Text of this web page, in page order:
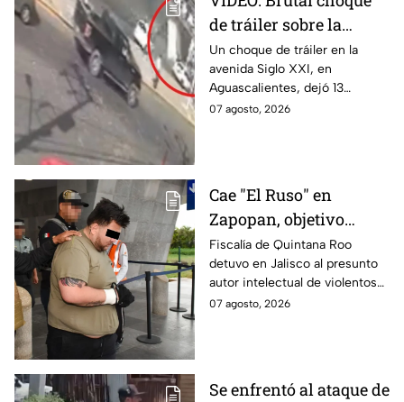
de tráiler sobre la
avenida Siglo XXI en
Aguascalientes deja
varios heridos y
destrozos
Un choque de tráiler en la
avenida Siglo XXI, en
Aguascalientes, dejó 13
heridos y varios vehículos
07 agosto, 2026
Cae "El Ruso" en
Zapopan, objetivo
prioritario en Playa del
Carmen
Fiscalía de Quintana Roo
detuvo en Jalisco al presunto
autor intelectual de violentos
ataques en fraccionamientos
07 agosto, 2026
Se enfrentó al ataque de